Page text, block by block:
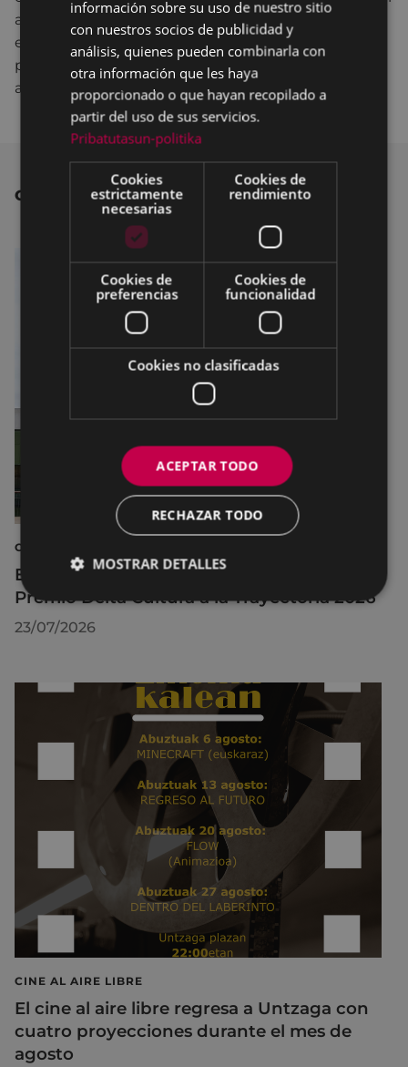
alcalde, Jon Iraola, ha señalado en ese sentido que
esta nueva ubicación posibilitaría mostrar más
piezas y ofrecer mejores servicios, ya que el museo
actual se ha quedado pequeño.
OTRAS NOTICIAS
CULTURA
El Museo de la Industria Armera recibe el
Premio Delta Cultura a la Trayectoria 2026
23/07/2026
CINE AL AIRE LIBRE
El cine al aire libre regresa a Untzaga con
cuatro proyecciones durante el mes de
agosto
información sobre su uso de nuestro sitio
con nuestros socios de publicidad y
análisis, quienes pueden combinarla con
otra información que les haya
proporcionado o que hayan recopilado a
partir del uso de sus servicios.
Pribatutasun-politika
Cookies
estrictamente
necesarias
Cookies de
rendimiento
Cookies de
preferencias
Cookies de
funcionalidad
Cookies no clasificadas
ACEPTAR TODO
RECHAZAR TODO
MOSTRAR DETALLES